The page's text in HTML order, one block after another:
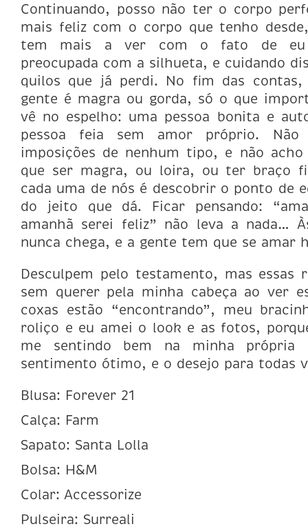
Continuando, posso não ter o corpo
mais feliz com o corpo que tenho
tem mais a ver com o fato de eu
preocupada com a silhueta, e cuidando
quilos que já perdi. No fim das
gente é magra ou gorda, só o que
vê no espelho: uma pessoa bonita e
pessoa feia sem amor próprio.
imposições de nenhum tipo, e não acho
que ser magra, ou loira, ou ter braço
cada uma de nós é descobrir o ponto de
do jeito que dá. Ficar pensando:
amanhã serei feliz” não leva a nada…
nunca chega, e a gente tem que se amar
Desculpem pelo testamento, mas essas
sem querer pela minha cabeça ao ver
coxas estão “encontrando”, meu
roliço e eu amei o look e as fotos,
me sentindo bem na minha própria
sentimento ótimo, e o desejo para todas
Blusa: Forever 21
Calça: Farm
Sapato: Santa Lolla
Bolsa: H&M
Colar: Accessorize
Pulseira: Surreali